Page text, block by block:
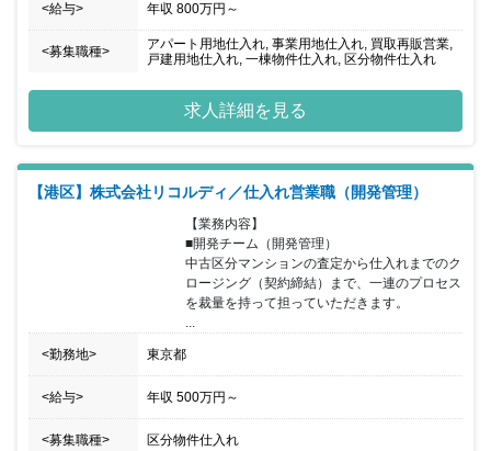
<給与> 年収 800万円 ～
<募集職種>
アパート用地仕入れ, 事業用地仕入れ, 買取再販営業,
戸建用地仕入れ, 一棟物件仕入れ, 区分物件仕入れ
求人詳細を見る
【港区】株式会社リコルディ／仕入れ営業職（開発管理）
【業務内容】
■開発チーム（開発管理）
中古区分マンションの査定から仕入れまでのク
ロージング（契約締結）まで、一連のプロセス
を裁量を持って担っていただきます。
...
<勤務地> 東京都
<給与> 年収 500万円 ～
<募集職種> 区分物件仕入れ